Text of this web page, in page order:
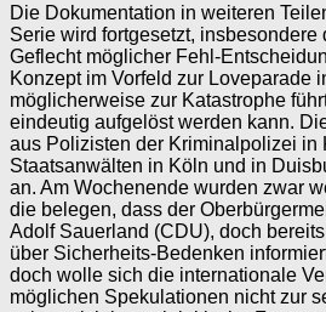
Die Dokumentation in weiteren
Serie wird fortgesetzt,
Geflecht möglicher Fehl-
Konzept im Vorfeld zur Loveparade
möglicherweise zur Katastrophe
eindeutig aufgelöst werden kann.
aus Polizisten der Kriminalpolizei in
Staatsanwälten in Köln und in
an. Am Wochenende wurden zwar
die belegen, dass der
Adolf Sauerland (CDU), doch
über Sicherheits-Bedenken
doch wolle sich die internationale
möglichen Spekulationen nicht zur